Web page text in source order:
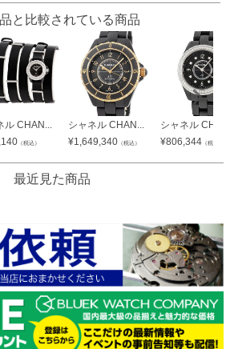
と比較されている商品
ル CHAN...
（税込）
シャネル CHAN...
¥1,649,340 （税込）
シャネル
¥806,344 （税込）
最近見た商品